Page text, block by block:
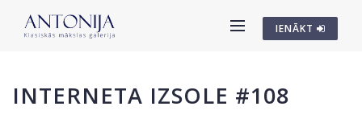
IENĀKT
INTERNETA IZSOLE #108